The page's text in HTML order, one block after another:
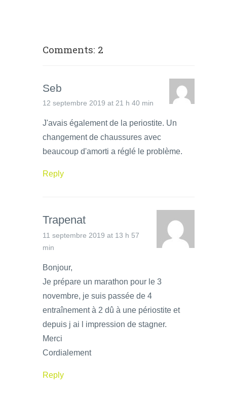
Comments: 2
Seb
12 septembre 2019 at 21 h 40 min
J'avais également de la periostite. Un
changement de chaussures avec
beaucoup d'amorti a réglé le problème.
Reply
Trapenat
11 septembre 2019 at 13 h 57
min
Bonjour,
Je prépare un marathon pour le 3
novembre, je suis passée de 4
entraînement à 2 dû à une périostite et
depuis j ai l impression de stagner.
Merci
Cordialement
Reply